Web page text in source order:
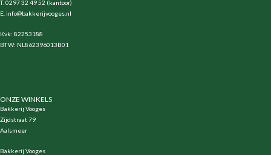
T. 0297 32 49 52 (kantoor)
E. info@bakkerijvooges.nl
Kvk: 82253188
BTW: NL862396013B01
ONZE WINKELS
Bakkerij Vooges
Zijdstraat 79
Aalsmeer
Bakkerij Vooges